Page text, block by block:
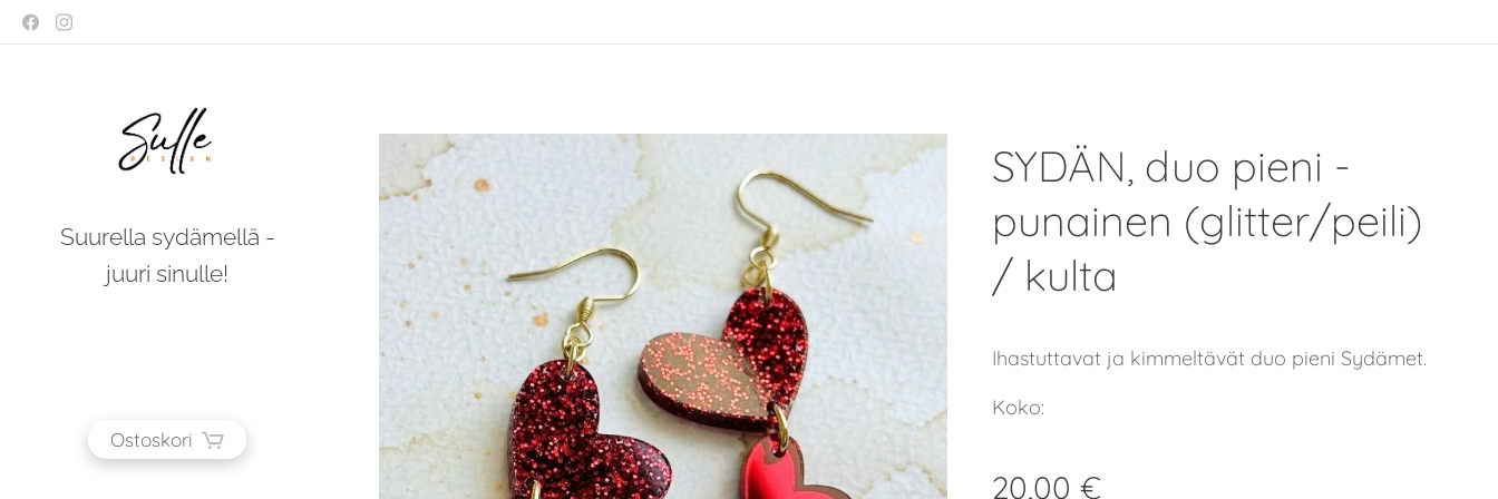
Suurella sydämellä -
juuri sinulle!
Ostoskori
SYDÄN, duo pieni -
punainen (glitter/peili)
/ kulta
Ihastuttavat ja kimmeltävät duo pieni Sydämet.
Koko:
20,00 €